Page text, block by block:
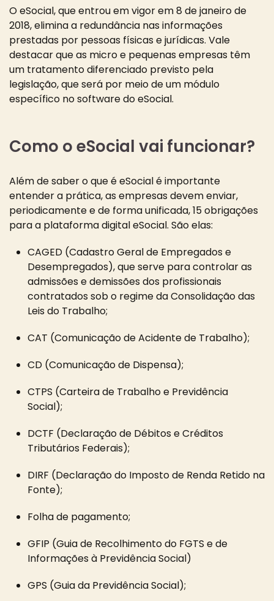
O eSocial, que entrou em vigor em 8 de janeiro de
2018, elimina a redundância nas informações
prestadas por pessoas físicas e jurídicas. Vale
destacar que as micro e pequenas empresas têm
um tratamento diferenciado previsto pela
legislação, que será por meio de um módulo
específico no software do eSocial.
Como o eSocial vai funcionar?
Além de saber o que é eSocial é importante
entender a prática, as empresas devem enviar,
periodicamente e de forma unificada, 15 obrigações
para a plataforma digital eSocial. São elas:
CAGED (Cadastro Geral de Empregados e
Desempregados), que serve para controlar as
admissões e demissões dos profissionais
contratados sob o regime da Consolidação das
Leis do Trabalho;
CAT (Comunicação de Acidente de Trabalho);
CD (Comunicação de Dispensa);
CTPS (Carteira de Trabalho e Previdência
Social);
DCTF (Declaração de Débitos e Créditos
Tributários Federais);
DIRF (Declaração do Imposto de Renda Retido na
Fonte);
Folha de pagamento;
GFIP (Guia de Recolhimento do FGTS e de
Informações à Previdência Social)
GPS (Guia da Previdência Social);